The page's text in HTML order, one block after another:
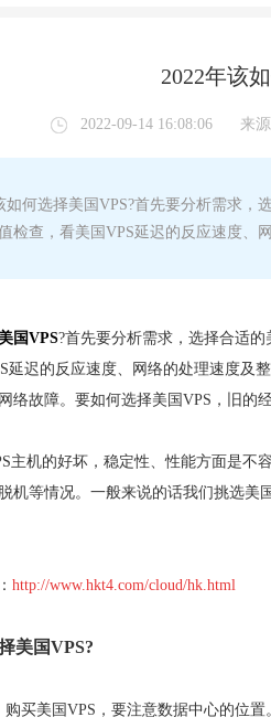
2022年该
2022-09-14 16:08:06 来源
何选择美国VPS?首先要分析需求，
检查，看美国VPS延迟的反应速度、
国VPS?首先要分析需求，选择合适
延迟的反应速度、网络的处理速度及
络故障。要如何选择美国VPS，旧的
主机的好坏，稳定性、性能方面是不
机等情况。一般来说的话我们挑选美
： http://www.hkt4.com/cloud/hk.html
美国VPS?
购买美国VPS，要注意数据中心的位